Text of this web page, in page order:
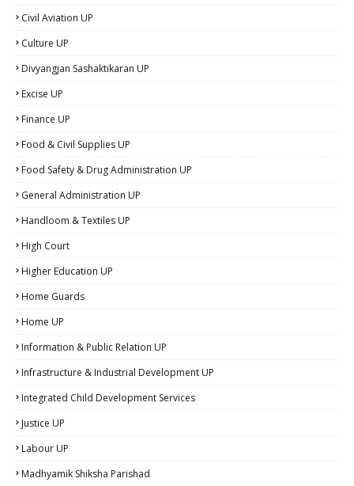
Civil Aviation UP
Culture UP
Divyangjan Sashaktikaran UP
Excise UP
Finance UP
Food & Civil Supplies UP
Food Safety & Drug Administration UP
General Administration UP
Handloom & Textiles UP
High Court
Higher Education UP
Home Guards
Home UP
Information & Public Relation UP
Infrastructure & Industrial Development UP
Integrated Child Development Services
Justice UP
Labour UP
Madhyamik Shiksha Parishad